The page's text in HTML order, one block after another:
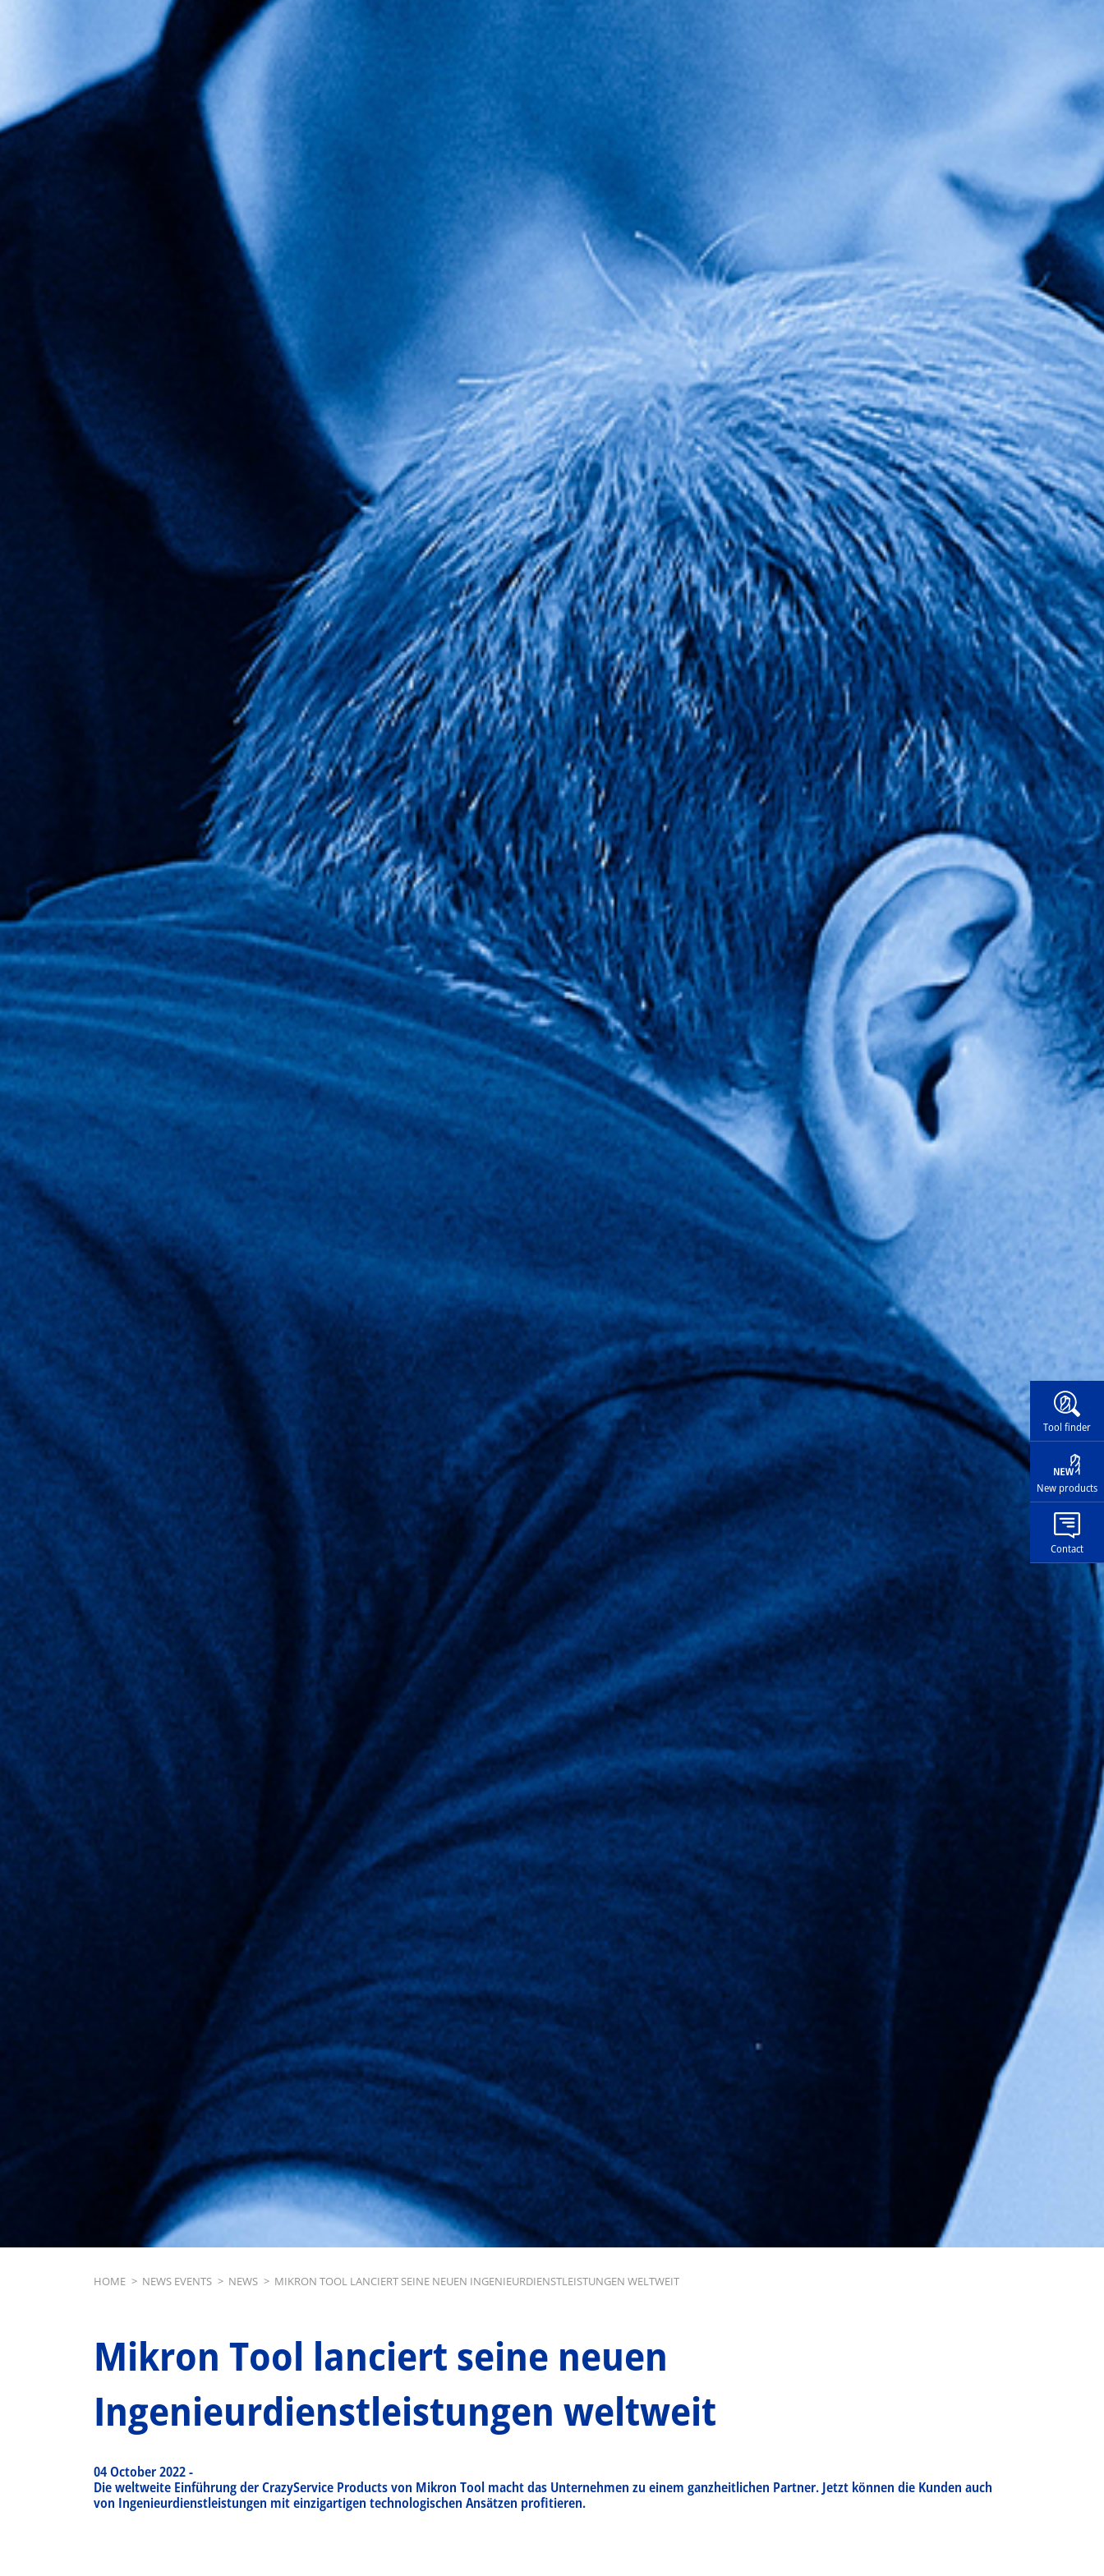
Tool finder
New products
Contact
Breadcrumb
HOME > NEWS EVENTS > NEWS > MIKRON TOOL LANCIERT SEINE NEUEN INGENIEURDIENSTLEISTUNGEN WELTWEIT
Mikron Tool lanciert seine neuen
Ingenieurdienstleistungen weltweit
04 October 2022-
Die weltweite Einführung der CrazyService Products von Mikron Tool macht das Unternehmen zu einem ganzheitlichen Partner. Jetzt können die Kunden auch
von Ingenieurdienstleistungen mit einzigartigen technologischen Ansätzen profitieren.